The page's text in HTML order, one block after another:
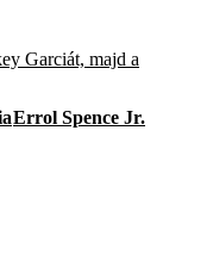
Garciát, majd a
Errol Spence Jr.